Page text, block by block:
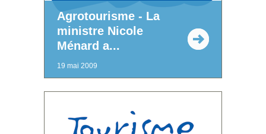
Agrotourisme - La
ministre Nicole
Ménard a...
19 mai 2009